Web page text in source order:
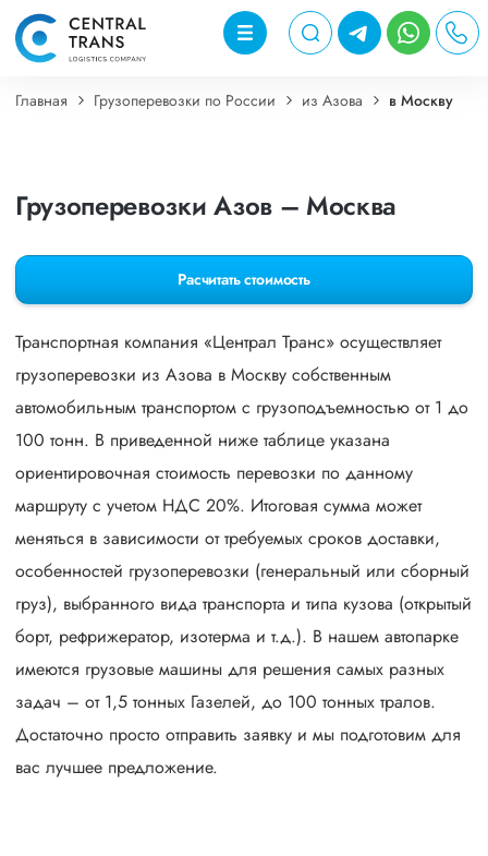
Главная Грузоперевозки по России из Азова в Москву
Грузоперевозки Азов – Москва
Расчитать стоимость
Транспортная компания «Централ Транс» осуществляет
грузоперевозки из Азова в Москву собственным
автомобильным транспортом с грузоподъемностью от 1 до
100 тонн. В приведенной ниже таблице указана
ориентировочная стоимость перевозки по данному
маршруту с учетом НДС 20%. Итоговая сумма может
меняться в зависимости от требуемых сроков доставки,
особенностей грузоперевозки (генеральный или сборный
груз), выбранного вида транспорта и типа кузова (открытый
борт, рефрижератор, изотерма и т.д.). В нашем автопарке
имеются грузовые машины для решения самых разных
задач – от 1,5 тонных Газелей, до 100 тонных тралов.
Достаточно просто отправить заявку и мы подготовим для
вас лучшее предложение.